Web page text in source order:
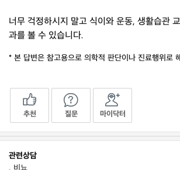
너무 걱정하시지 말고 식이와 운동, 생활습관
과를 볼 수 있습니다.
* 본 답변은 참고용으로 의학적 판단이나 진료행위로
추천 질문 마이닥터
관련상담
비뇨